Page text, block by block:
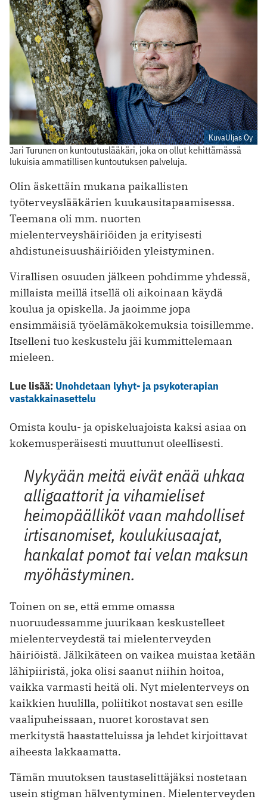
KuvaUljas Oy
Jari Turunen on kuntoutuslääkäri, joka on ollut kehittämässä
lukuisia ammatillisen kuntoutuksen palveluja.
Olin äskettäin mukana paikallisten
työterveyslääkärien kuukausitapaamisessa.
Teemana oli mm. nuorten
mielenterveyshäiriöiden ja erityisesti
ahdistuneisuushäiriöiden yleistyminen.
Virallisen osuuden jälkeen pohdimme yhdessä,
millaista meillä itsellä oli aikoinaan käydä
koulua ja opiskella. Ja jaoimme jopa
ensimmäisiä työelämäkokemuksia toisillemme.
Itselleni tuo keskustelu jäi kummittelemaan
mieleen.
Lue lisää: Unohdetaan lyhyt- ja psykoterapian
vastakkainasettelu
Omista koulu- ja opiskeluajoista kaksi asiaa on
kokemusperäisesti muuttunut oleellisesti.
Nykyään meitä eivät enää uhkaa
alligaattorit ja vihamieliset
heimopäälliköt vaan mahdolliset
irtisanomiset, koulukiusaajat,
hankalat pomot tai velan maksun
myöhästyminen.
Toinen on se, että emme omassa
nuoruudessamme juurikaan keskustelleet
mielenterveydestä tai mielenterveyden
häiriöistä. Jälkikäteen on vaikea muistaa ketään
lähipiiristä, joka olisi saanut niihin hoitoa,
vaikka varmasti heitä oli. Nyt mielenterveys on
kaikkien huulilla, poliitikot nostavat sen esille
vaalipuheissaan, nuoret korostavat sen
merkitystä haastatteluissa ja lehdet kirjoittavat
aiheesta lakkaamatta.
Tämän muutoksen taustaselittäjäksi nostetaan
usein stigman hälventyminen. Mielenterveyden